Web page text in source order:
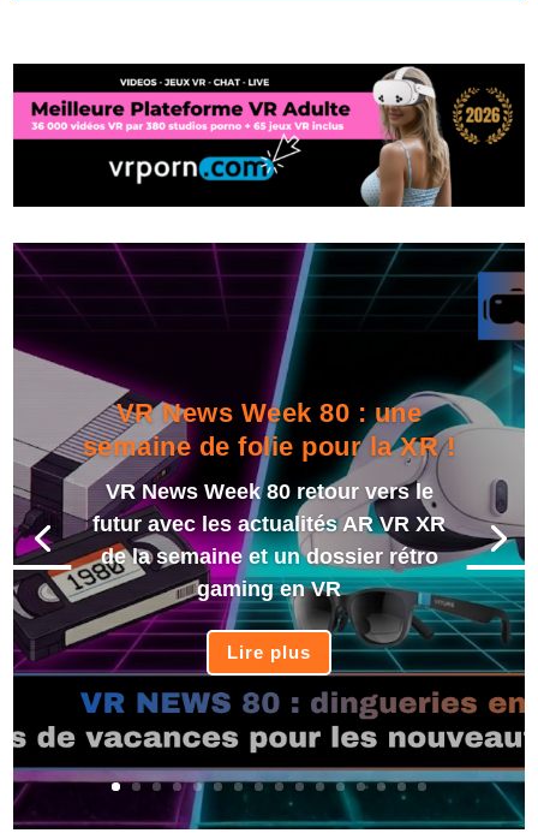
VR News Week 80 : une
semaine de folie pour la XR !
VR News Week 80 retour vers le
futur avec les actualités AR VR XR
de la semaine et un dossier rétro
gaming en VR
Lire plus